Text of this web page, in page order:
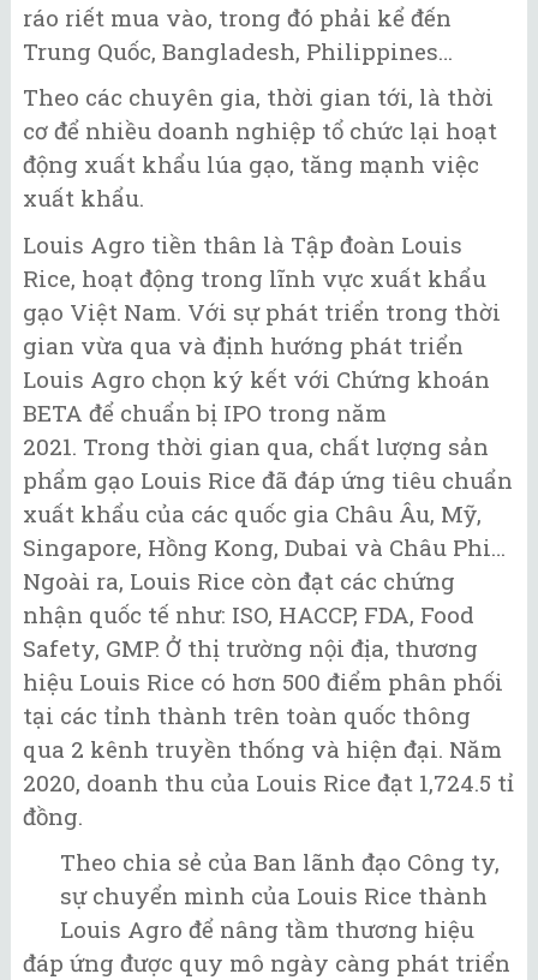
ráo riết mua vào, trong đó phải kể đến
Trung Quốc, Bangladesh, Philippines…
Theo các chuyên gia, thời gian tới, là thời
cơ để nhiều doanh nghiệp tổ chức lại hoạt
động xuất khẩu lúa gạo, tăng mạnh việc
xuất khẩu.
Louis Agro tiền thân là Tập đoàn Louis
Rice, hoạt động trong lĩnh vực xuất khẩu
gạo Việt Nam. Với sự phát triển trong thời
gian vừa qua và định hướng phát triển
Louis Agro chọn ký kết với Chứng khoán
BETA để chuẩn bị IPO trong năm
2021. Trong thời gian qua, chất lượng sản
phẩm gạo Louis Rice đã đáp ứng tiêu chuẩn
xuất khẩu của các quốc gia Châu Âu, Mỹ,
Singapore, Hồng Kong, Dubai và Châu Phi…
Ngoài ra, Louis Rice còn đạt các chứng
nhận quốc tế như: ISO, HACCP, FDA, Food
Safety, GMP. Ở thị trường nội địa, thương
hiệu Louis Rice có hơn 500 điểm phân phối
tại các tỉnh thành trên toàn quốc thông
qua 2 kênh truyền thống và hiện đại. Năm
2020, doanh thu của Louis Rice đạt 1,724.5 tỉ
đồng.
Theo chia sẻ của Ban lãnh đạo Công ty,
sự chuyển mình của Louis Rice thành
Louis Agro để nâng tầm thương hiệu
đáp ứng được quy mô ngày càng phát triển